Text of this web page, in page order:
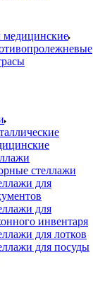
стеллажи
для
для
инвентаря
для лотков
для посуды